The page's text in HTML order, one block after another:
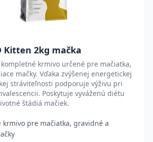
Kitten 2kg mačka
kompletné krmivo určené pre mačiatka,
mačky. Vďaka zvýšenej energetickej
stráviteľnosti podporuje výživu pri
Poskytuje vyváženú diétu
štádiá mačiek.
krmivo pre mačiatka, gravidné a